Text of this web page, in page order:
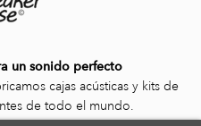
un sonido perfecto
cajas acústicas y kits de
de todo el mundo.